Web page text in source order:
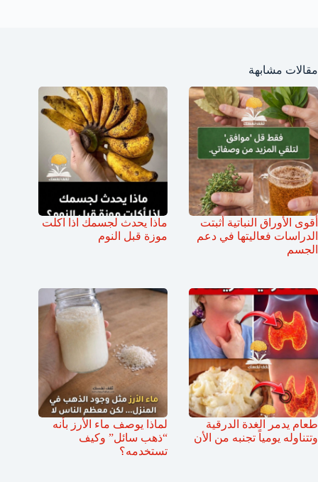
مقالات مشابهة
أقوى الأوراق النباتية أثبتت
الدراسات فعاليتها في دعم
الجسم
ماذا يحدث لجسمك اذا اكلت
موزة قبل النوم
طعام يدمر الغدة الدرقية
وتتناوله يومياً تجنبه من الأن
لماذا يوصف ماء الأرز بأنه
“ذهب سائل” وكيف
تستخدمه؟